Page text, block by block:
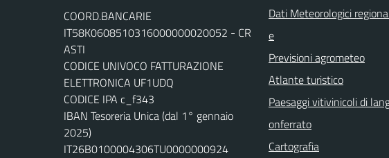
COORD.BANCARIE
IT58K0608510316000000020052 - CR
ASTI
CODICE UNIVOCO FATTURAZIONE
ELETTRONICA UF1UDQ
CODICE IPA c_f343
IBAN Tesoreria Unica (dal 1° gennaio
2025)
IT26B0100004306TU0000000924
Dati Meteorologici
e
Previsioni agrometeo
Atlante turistico
Paesaggi vitivinicoli di
onferrato
Cartografia